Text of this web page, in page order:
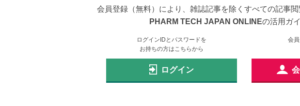
会員登録（無料）により、雑誌記事を除くすべての記事閲
PHARM TECH JAPAN ONLINEの活用ガ
ログインIDとパスワードを
お持ちの方はこちらから
ログイン
会